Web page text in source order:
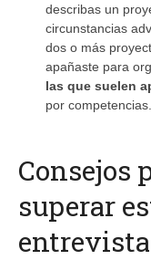
describas un
circunstancias
dos o más
apañaste para
las que suelen
por competencias.
Consejos
superar
entrevista